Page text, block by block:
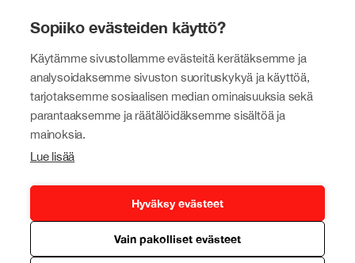
Sopiiko evästeiden käyttö?
Käytämme sivustollamme evästeitä kerätäksemme ja
analysoidaksemme sivuston suorituskykyä ja käyttöä,
tarjotaksemme sosiaalisen median ominaisuuksia sekä
parantaaksemme ja räätälöidäksemme sisältöä ja
mainoksia.
Lue lisää
Hyväksy evästeet
Vain pakolliset evästeet
Brändimme
Tokmanni
SPAR Suomi
Click Shoes ja Shoe House
Dollarstore
Big Dollar